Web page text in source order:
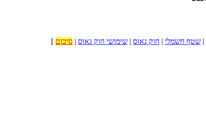
[ שטף חשמלי חוק גאוס שימושי חוק גאוס סיכום